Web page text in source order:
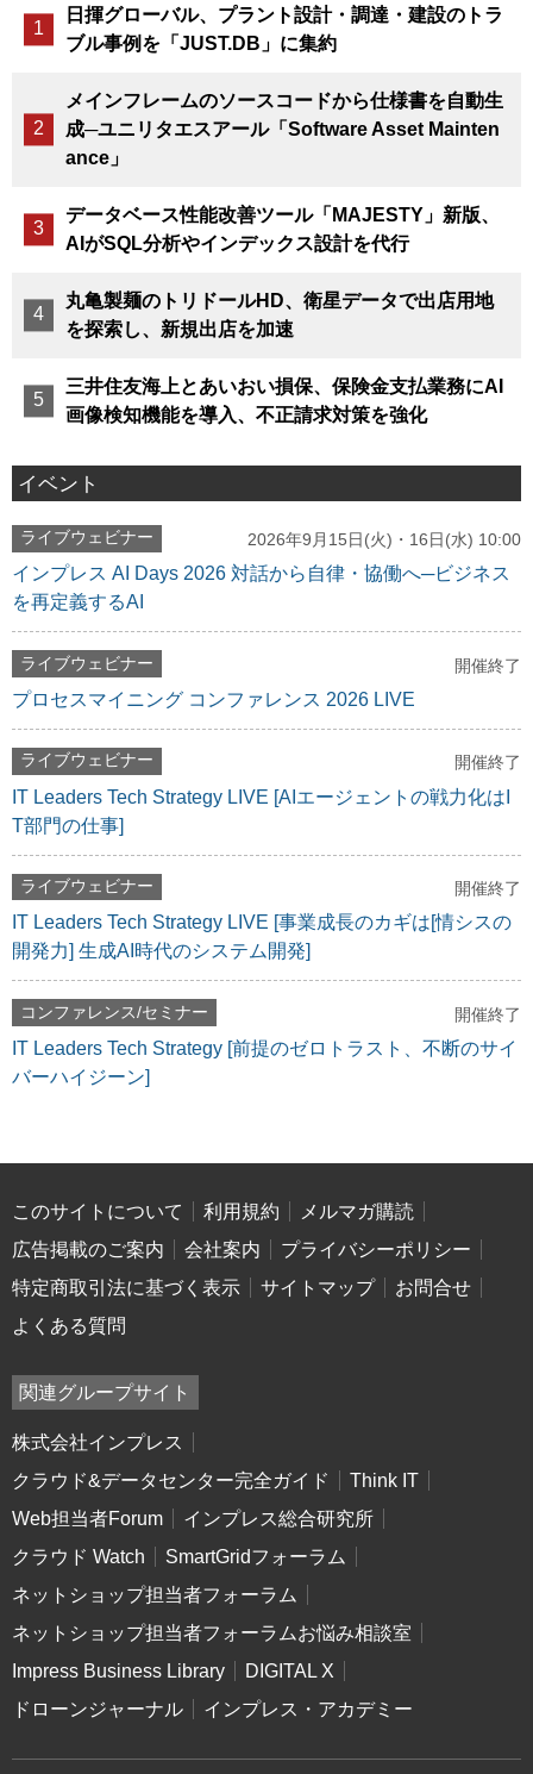
日揮グローバル、プラント設計・調達・建設のトラ
ブル事例を「JUST.DB」に集約
メインフレームのソースコードから仕様書を自動生
成─ユニリタエスアール「Software Asset Mainten
ance」
データベース性能改善ツール「MAJESTY」新版、
AIがSQL分析やインデックス設計を代行
丸亀製麺のトリドールHD、衛星データで出店用地
を探索し、新規出店を加速
三井住友海上とあいおい損保、保険金支払業務にAI
画像検知機能を導入、不正請求対策を強化
イベント
ライブウェビナー 2026年9月15日(火)・16日(水) 10:00
インプレス AI Days 2026 対話から自律・協働へ─ビジネス
を再定義するAI
ライブウェビナー 開催終了
プロセスマイニング コンファレンス 2026 LIVE
ライブウェビナー 開催終了
IT Leaders Tech Strategy LIVE [AIエージェントの戦力化はI
T部門の仕事]
ライブウェビナー 開催終了
IT Leaders Tech Strategy LIVE [事業成長のカギは[情シスの
開発力] 生成AI時代のシステム開発]
コンファレンス/セミナー 開催終了
IT Leaders Tech Strategy [前提のゼロトラスト、不断のサイ
バーハイジーン]
このサイトについて 利用規約
メルマガ購読
広告掲載のご案内
会社案内
プライバシーポリシー
特定商取引法に基づく表示
サイトマップ
お問合せ
よくある質問
関連グループサイト
株式会社インプレス
クラウド&データセンター完全ガイド
Think IT
Web担当者Forum
インプレス総合研究所
クラウド Watch
SmartGridフォーラム
ネットショップ担当者フォーラム
ネットショップ担当者フォーラムお悩み相談室
Impress Business Library
DIGITAL X
ドローンジャーナル
インプレス・アカデミー